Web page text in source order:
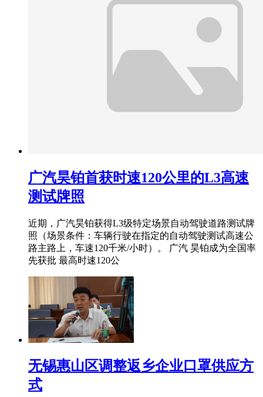
广汽昊铂首获时速120公里的L3高速
测试牌照
近期，广汽昊铂获得L3级特定场景自动驾驶道路测试牌
照（场景条件：车辆行驶在指定的自动驾驶测试高速公
路主路上，车速120千米/小时）。 广汽 昊铂成为全国率
先获批 最高时速120公
无锡惠山区调整返乡企业口罩供应方
式